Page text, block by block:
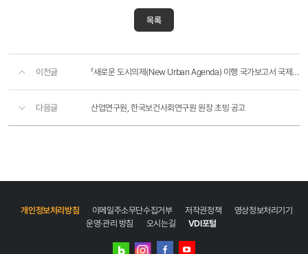
활동
원고료
및
국토연구원장
목록
이전글 「새로운 도시의제(New Urban Agenda) 이행 국가보고서 국제세미나」 개최 안내
다음글 산업연구원, 한국보건사회연구원 원장 초빙 공고
개인정보처리방침 이메일주소무단수집거부 저작권정책
영상정보처리기기
운영·관리 방침
오시는길 VDI포털
네이버 인스타그램